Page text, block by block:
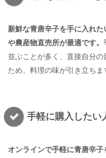
新鮮な青唐辛子を手に入れ
や農産物直売所が最適です。
並ぶことが多く、直接自分
ため、料理の味が引き立ちま
手軽に購入したい
オンラインで手軽に青唐辛